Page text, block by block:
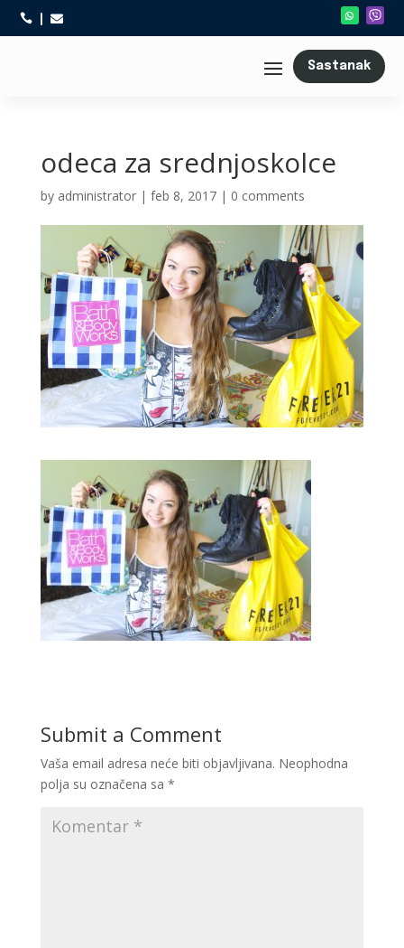
 
Sastanak
odeca za srednjoskolce
by administrator| feb 8, 2017| 0 comments
Submit a Comment
Vaša email adresa neće biti objavljivana. Neophodna
polja su označena sa *